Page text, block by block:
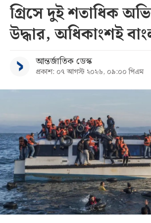
গ্রিসে দুই শতাধিক
উদ্ধার, অধিকাংশই
আন্তর্জাতিক ডেস্ক
প্রকাশ: ০৭ আগস্ট ২০২৬, ০৯:০০ পিএম